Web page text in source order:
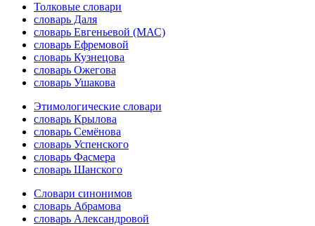
Толковые словари
словарь Даля
словарь Евгеньевой (МАС)
словарь Ефремовой
словарь Кузнецова
словарь Ожегова
словарь Ушакова
Этимологические словари
словарь Крылова
словарь Семёнова
словарь Успенского
словарь Фасмера
словарь Шанского
Словари синонимов
словарь Абрамова
словарь Александровой